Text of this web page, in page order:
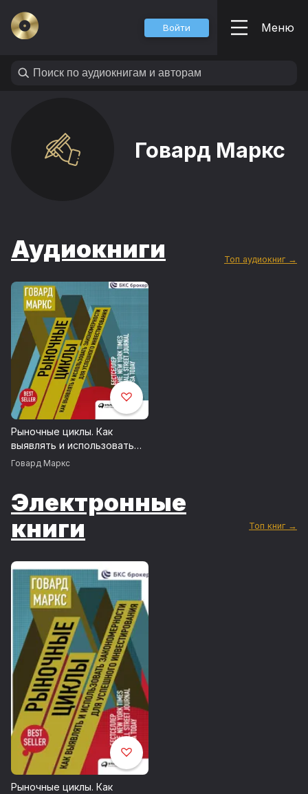
Войти Меню
Говард Маркс
Аудиокниги Топ аудиокниг →
Рыночные циклы. Как
выявлять и использовать
закономерности для
Говард Маркс
Электронные
книги
Топ книг →
Рыночные циклы. Как